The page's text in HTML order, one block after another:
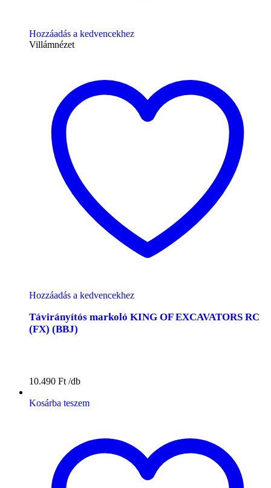
Hozzáadás a kedvencekhez
Villámnézet
Hozzáadás a kedvencekhez
Távirányítós markoló KING OF EXCAVATORS RC
(FX) (BBJ)
10.490 Ft
Kosárba teszem